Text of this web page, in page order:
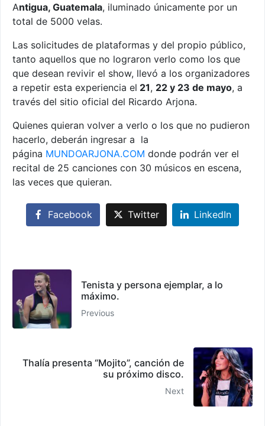
Antigua, Guatemala, iluminado únicamente por un
total de 5000 velas.
Las solicitudes de plataformas y del propio público,
tanto aquellos que no lograron verlo como los que
que desean revivir el show, llevó a los organizadores
a repetir esta experiencia el 21, 22 y 23 de mayo, a
través del sitio oficial del Ricardo Arjona.
Quienes quieran volver a verlo o los que no pudieron
hacerlo, deberán ingresar a la
página MUNDOARJONA.COM donde podrán ver el
recital de 25 canciones con 30 músicos en escena,
las veces que quieran.
Facebook Twitter LinkedIn
Tenista y persona ejemplar, a lo
máximo.
Previous
Thalía presenta “Mojito”, canción de
su próximo disco.
Next